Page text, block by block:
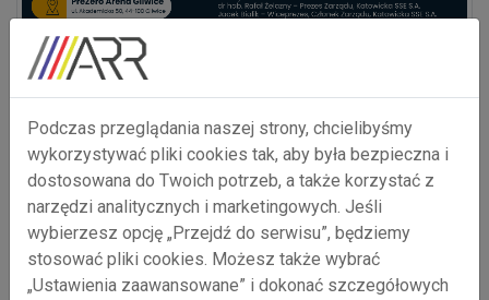
Podczas przeglądania naszej strony, chcielibyśmy
wykorzystywać pliki cookies tak, aby była bezpieczna i
dostosowana do Twoich potrzeb, a także korzystać z
narzędzi analitycznych i marketingowych. Jeśli
wybierzesz opcję „Przejdź do serwisu”, będziemy
stosować pliki cookies. Możesz także wybrać
„Ustawienia zaawansowane” i dokonać szczegółowych